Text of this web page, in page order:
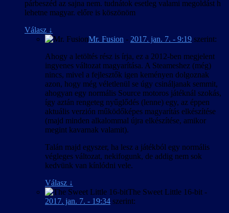
párbeszéd az sajna nem. tudnátok esetleg valami megoldást h
lehetne magyar. előre is köszönöm
Válasz ↓
Mr. Fusion - 2017. jan. 7. - 9:19 szerint:
Ahogy a letöltés rész is írja, ez a 2012-ben megjelent
ingyenes változat magyarítása. A Steameshez (még)
nincs, mivel a fejlesztők igen keményen dolgoznak
azon, hogy még véletlenül se úgy csináljanak semmit,
ahogyan egy normális Source motoros játéknál szokás,
így aztán rengeteg nyűglődés (lenne) egy, az éppen
aktuális verzión működőképes magyarítás elkészítése
(majd minden alkalommal újra elkészítése, amikor
megint kavarnak valamit).
Talán majd egyszer, ha lesz a játékból egy normális
végleges változat, nekifogunk, de addig nem sok
kedvünk van kínlódni vele.
Válasz ↓
The Sweet Little 16-bit -
2017. jan. 7. - 19:34 szerint: